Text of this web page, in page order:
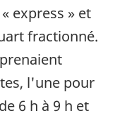
express » et
fractionné.
l'une pour
6 h à 9 h et